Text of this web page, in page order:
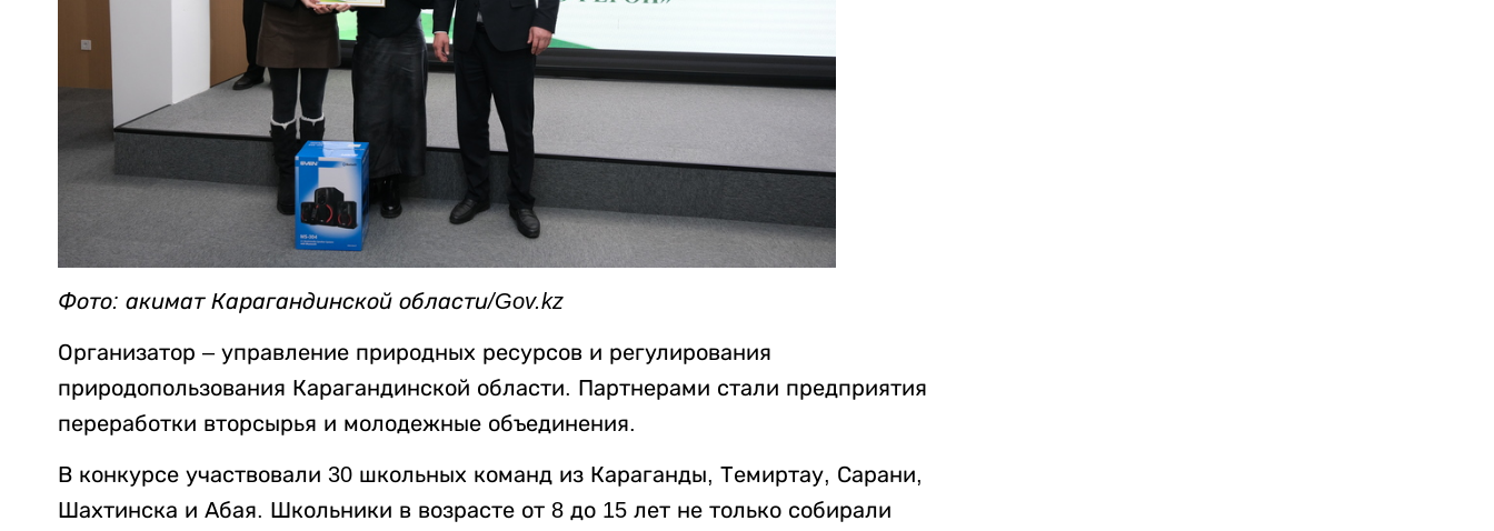
Фото: акимат Карагандинской области/Gov.kz
Организатор – управление природных ресурсов и регулирования
природопользования Карагандинской области. Партнерами стали предприятия
переработки вторсырья и молодежные объединения.
В конкурсе участвовали 30 школьных команд из Караганды, Темиртау, Сарани,
Шахтинска и Абая. Школьники в возрасте от 8 до 15 лет не только собирали